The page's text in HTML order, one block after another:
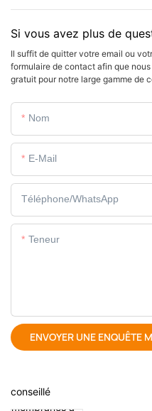
Si vous avez plus de
Il suffit de quitter votre email ou
formulaire de contact afin que
gratuit pour notre large gamme de
Nom
E-Mail
Téléphone/WhatsApp
Teneur
ENVOYER UNE ENQUÊTE
conseillé